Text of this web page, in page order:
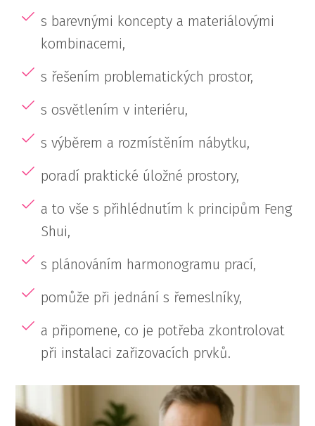
s barevnými koncepty a materiálovými
kombinacemi,
s řešením problematických prostor,
s osvětlením v interiéru,
s výběrem a rozmístěním nábytku,
poradí praktické úložné prostory,
a to vše s přihlédnutím k principům Feng
Shui,
s plánováním harmonogramu prací,
pomůže při jednání s řemeslníky,
a připomene, co je potřeba zkontrolovat
při instalaci zařizovacích prvků.